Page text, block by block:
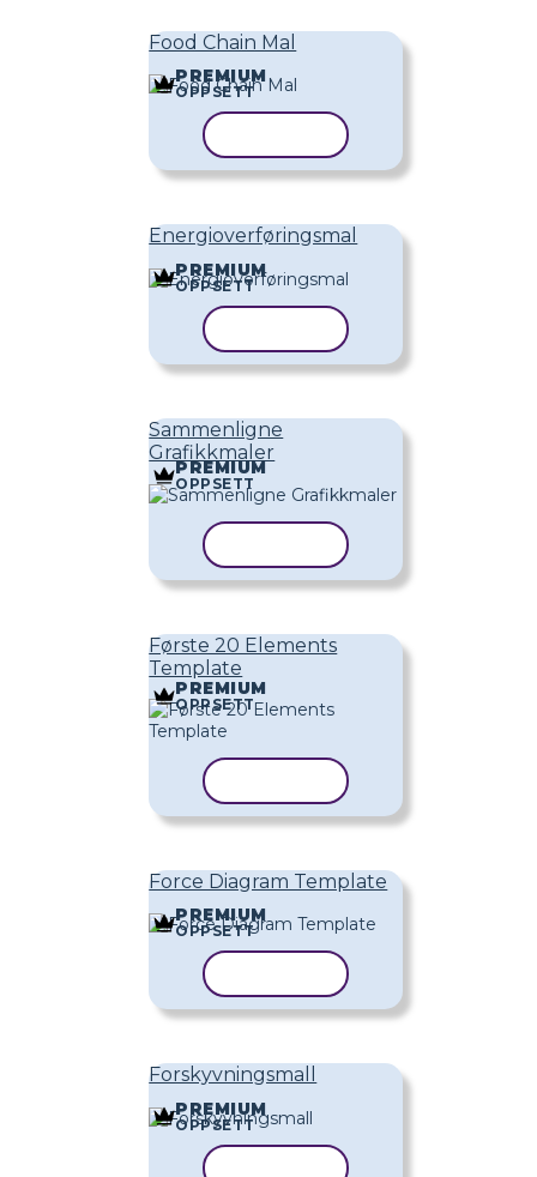
Food Chain Mal
PREMIUM
OPPSETT
Energioverføringsmal
PREMIUM
OPPSETT
Sammenligne
Grafikkmaler
PREMIUM
OPPSETT
Første 20 Elements
Template
PREMIUM
OPPSETT
Force Diagram Template
PREMIUM
OPPSETT
Forskyvningsmall
PREMIUM
OPPSETT